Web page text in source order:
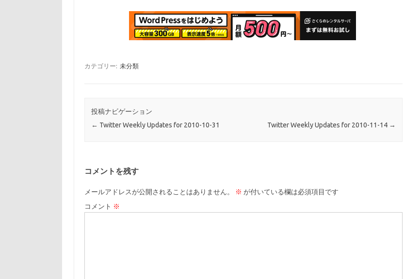
カテゴリー: 未分類
投稿ナビゲーション
← Twitter Weekly Updates for 2010-10-31 Twitter Weekly Updates for 2010-11-14 →
コメントを残す
メールアドレスが公開されることはありません。 ※ が付いている欄は必須項目です
コメント ※